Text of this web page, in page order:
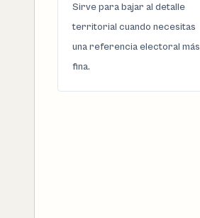
Sirve para bajar al detalle
territorial cuando necesitas
una referencia electoral más
fina.